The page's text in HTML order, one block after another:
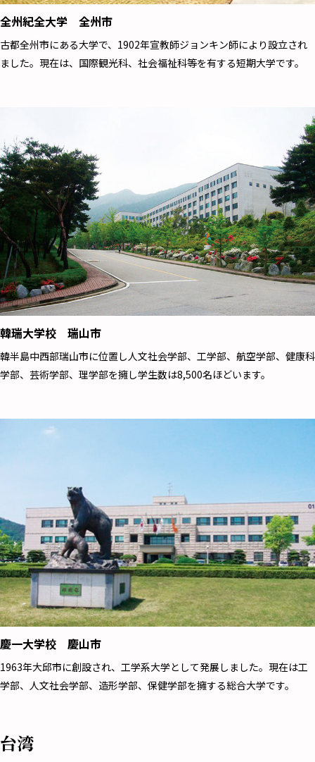
全州紀全大学 全州市
古都全州市にある大学で、1902年宣教師ジョンキン師により設立され
ました。現在は、国際観光科、社会福祉科等を有する短期大学です。
韓瑞大学校 瑞山市
韓半島中西部瑞山市に位置し人文社会学部、工学部、航空学部、健康科
学部、芸術学部、理学部を擁し学生数は8,500名ほどいます。
慶一大学校 慶山市
1963年大邱市に創設され、工学系大学として発展しました。現在は工
学部、人文社会学部、造形学部、保健学部を擁する総合大学です。
台湾